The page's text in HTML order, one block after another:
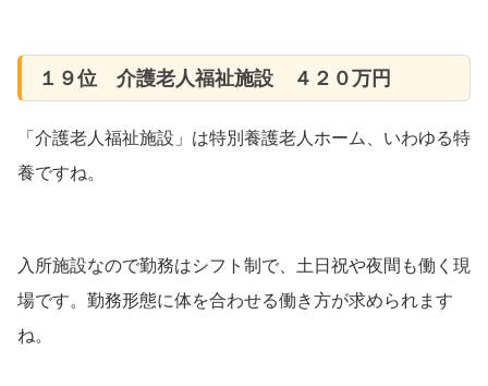
１９位 介護老人福祉施設 ４２０万円
「介護老人福祉施設」は特別養護老人ホーム、いわゆる特
養ですね。
入所施設なので勤務はシフト制で、土日祝や夜間も働く現
場です。勤務形態に体を合わせる働き方が求められます
ね。